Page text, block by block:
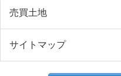
売買土地
サイトマップ